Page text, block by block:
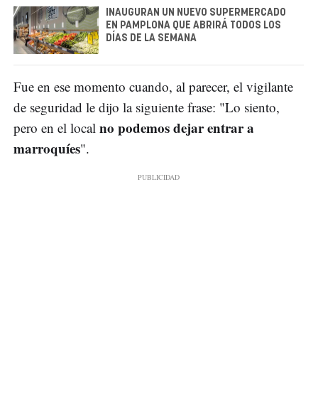
INAUGURAN UN NUEVO SUPERMERCADO
EN PAMPLONA QUE ABRIRÁ TODOS LOS
DÍAS DE LA SEMANA
Fue en ese momento cuando, al parecer, el vigilante
de seguridad le dijo la siguiente frase: "Lo siento,
pero en el local no podemos dejar entrar a
marroquíes".